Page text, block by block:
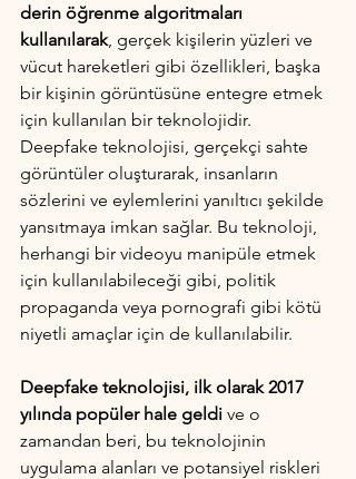
derin öğrenme algoritmaları
kullanılarak, gerçek kişilerin yüzleri ve
vücut hareketleri gibi özellikleri, başka
bir kişinin görüntüsüne entegre etmek
için kullanılan bir teknolojidir.
Deepfake teknolojisi, gerçekçi sahte
görüntüler oluşturarak, insanların
sözlerini ve eylemlerini yanıltıcı şekilde
yansıtmaya imkan sağlar. Bu teknoloji,
herhangi bir videoyu manipüle etmek
için kullanılabileceği gibi, politik
propaganda veya pornografi gibi kötü
niyetli amaçlar için de kullanılabilir.
Deepfake teknolojisi, ilk olarak 2017
yılında popüler hale geldi ve o
zamandan beri, bu teknolojinin
uygulama alanları ve potansiyel riskleri